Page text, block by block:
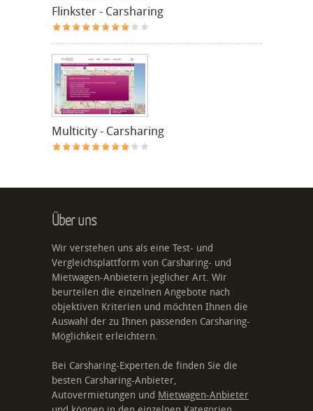
Flinkster - Carsharing
Multicity - Carsharing
Über uns
Wir verstehen uns als eine Test- und
Vergleichsplattform von Carsharing- und
Mietwagen-Anbietern jeglicher Art. Wir
beurteilen die einzelnen Angebote nach
objektiven Kriterien und möchten Ihnen die
Auswahl der zu Ihnen passenden Carsharing-
Möglichkeit erleichtern.
Bei Carsharing-Experten.de finden Sie die
besten Carsharing-Anbieter,
Autovermietungen und Mietwagen-Anbieter